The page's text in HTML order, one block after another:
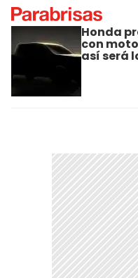
Honda
con
así será